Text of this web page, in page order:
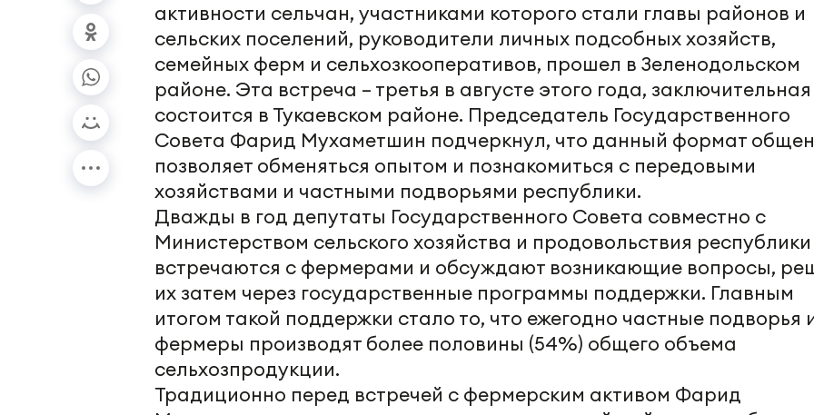
активности сельчан, участниками которого стали главы районов и
сельских поселений, руководители личных подсобных хозяйств,
семейных ферм и сельхозкооперативов, прошел в Зеленодольском
районе. Эта встреча – третья в августе этого года, заключительная
состоится в Тукаевском районе. Председатель Государственного
Совета Фарид Мухаметшин подчеркнул, что данный формат
позволяет обменяться опытом и познакомиться с передовыми
хозяйствами и частными подворьями республики.
Дважды в год депутаты Государственного Совета совместно с
Министерством сельского хозяйства и продовольствия республики
встречаются с фермерами и обсуждают возникающие вопросы,
их затем через государственные программы поддержки. Главным
итогом такой поддержки стало то, что ежегодно частные подворья
фермеры производят более половины (54%) общего объема
сельхозпродукции.
Традиционно перед встречей с фермерским активом Фарид